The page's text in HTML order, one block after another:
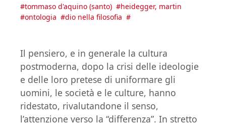
#tommaso d'aquino (santo) #heidegger, martin
#ontologia #dio nella filosofia #
Il pensiero, e in generale la cultura
postmoderna, dopo la crisi delle ideologie
e delle loro pretese di uniformare gli
uomini, le società e le culture, hanno
ridestato, rivalutandone il senso,
l’attenzione verso la “differenza”. In stretto